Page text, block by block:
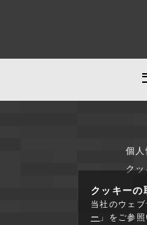
個人
ク
クッキーの
当社のウェ
ー 」をご参